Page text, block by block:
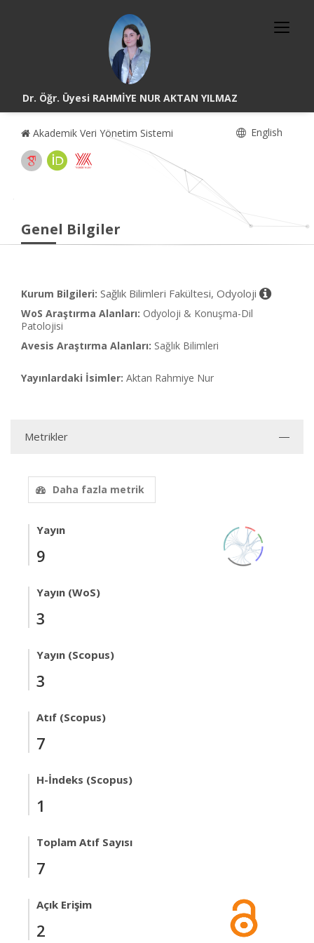
Dr. Öğr. Üyesi RAHMİYE NUR AKTAN YILMAZ
Akademik Veri Yönetim Sistemi English
Genel Bilgiler
Kurum Bilgileri: Sağlık Bilimleri Fakültesi, Odyoloji
WoS Araştırma Alanları: Odyoloji & Konuşma-Dil
Patolojisi
Avesis Araştırma Alanları: Sağlık Bilimleri
Yayınlardaki İsimler: Aktan Rahmiye Nur
Metrikler
Daha fazla metrik
Yayın
9
Yayın (WoS)
3
Yayın (Scopus)
3
Atıf (Scopus)
7
H-İndeks (Scopus)
1
Toplam Atıf Sayısı
7
Açık Erişim
2